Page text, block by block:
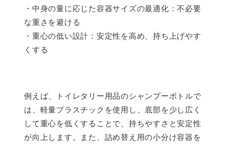
・中身の量に応じた容器サイズの最適化：不必要
な重さを避ける
・重心の低い設計：安定性を高め、持ち上げやす
くする
例えば、トイレタリー用品のシャンプーボトルで
は、軽量プラスチックを使用し、底部を少し広く
して重心を低くすることで、持ちやすさと安定性
が向上します。また、詰め替え用の小分け容器を